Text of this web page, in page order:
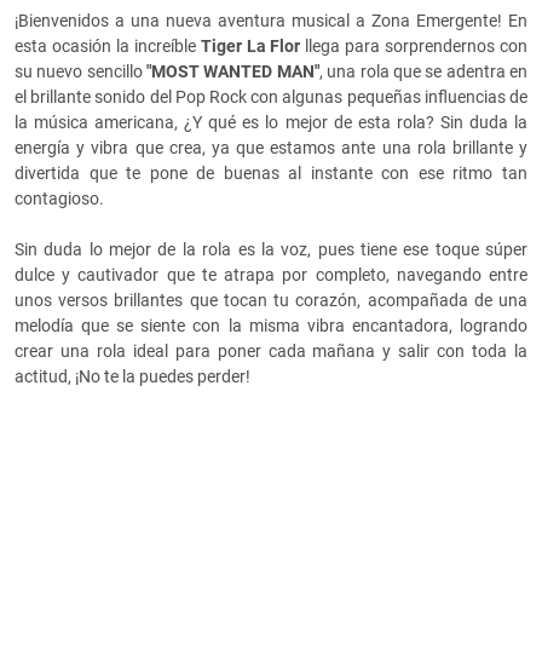
¡Bienvenidos a una nueva aventura musical a Zona Emergente! En
esta ocasión la increíbleTiger La Flor llega para sorprendernos con
su nuevo sencillo"MOST WANTED MAN", una rola que se adentra en
el brillante sonido del Pop Rock con algunas pequeñas influencias de
la música americana, ¿Y qué es lo mejor de esta rola? Sin duda la
energía y vibra que crea, ya que estamos ante una rola brillante y
divertida que te pone de buenas al instante con ese ritmo tan
contagioso.
Sin duda lo mejor de la rola es la voz, pues tiene ese toque súper
dulce y cautivador que te atrapa por completo, navegando entre
unos versos brillantes que tocan tu corazón, acompañada de una
melodía que se siente con la misma vibra encantadora, logrando
crear una rola ideal para poner cada mañana y salir con toda la
actitud, ¡No te la puedes perder!